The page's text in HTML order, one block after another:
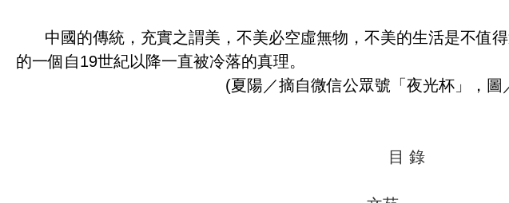
中國的傳統，充實之謂美，不美必空虛無物，不美的生活是不值
的一個自19世紀以降一直被冷落的真理。
(夏陽／摘自微信公眾號「夜光杯」，圖
目 錄